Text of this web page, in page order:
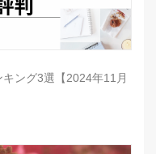
ング3選【2024年11月